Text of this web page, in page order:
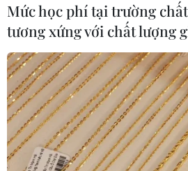
Mức học phí tại trường
tương xứng với chất lượng